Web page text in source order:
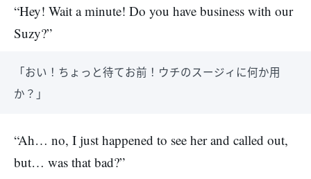
“Hey! Wait a minute! Do you have business with our
Suzy?”
「おい！ちょっと待てお前！ウチのスージィに何か用
か？」
“Ah… no, I just happened to see her and called out,
but… was that bad?”